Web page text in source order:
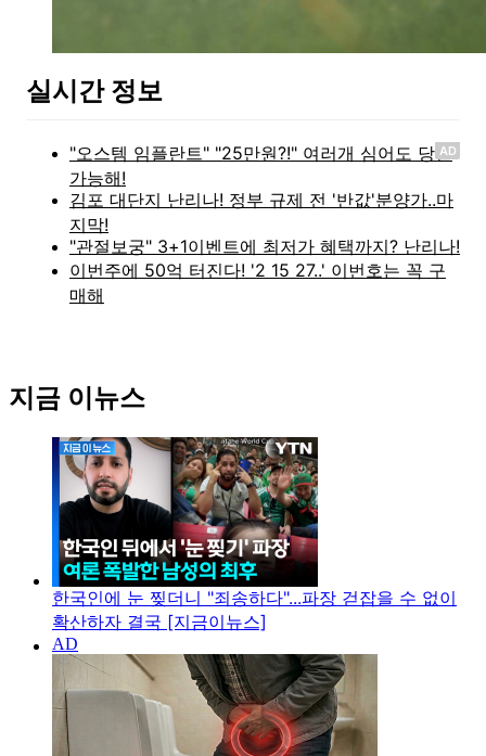
실시간 정보
AD
지금 이뉴스
한국인에 눈 찢더니 "죄송하다"...파장 걷잡을 수 없이
확산하자 결국 [지금이뉴스]